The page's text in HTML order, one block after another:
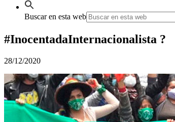
Buscar en esta web
#InocentadaInternacionalista ?
28/12/2020